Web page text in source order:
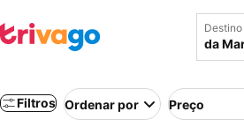
Destino
Filtros Ordenar por Preço